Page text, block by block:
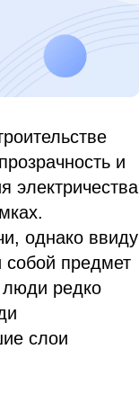
и
электричества
однако ввиду
собой предмет
редко
слои